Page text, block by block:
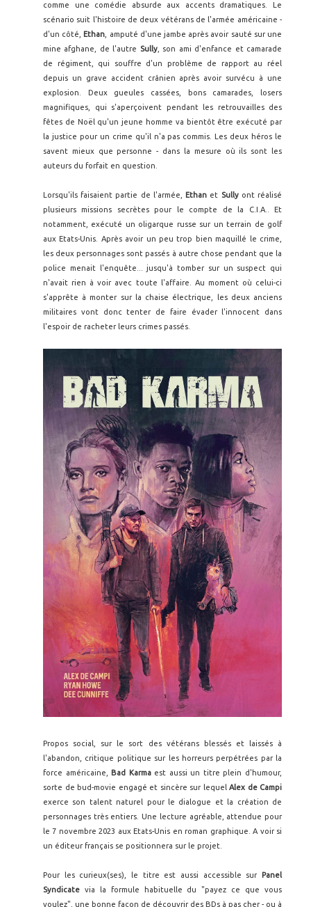
comme une comédie absurde aux accents dramatiques. Le
scénario suit l'histoire de deux vétérans de l'armée américaine -
d'un côté,
Ethan , amputé d'une jambe après avoir sauté sur une
mine afghane, de l'autre Sully, son ami d'enfance et camarade
de régiment, qui souffre d'un problème de rapport au réel
depuis un grave accident crânien après avoir survécu à une
explosion. Deux gueules cassées, bons camarades, losers
magnifiques, qui s'aperçoivent pendant les retrouvailles des
fêtes de Noël qu'un jeune homme va bientôt être exécuté par
la justice pour un crime qu'il n'a pas commis. Les deux héros le
savent mieux que personne - dans la mesure où ils sont les
auteurs du forfait en question.
Lorsqu'ils faisaient partie de l'armée, Ethan et Sullyont réalisé
plusieurs missions secrètes pour le compte de la C.I.A.. Et
notamment, exécuté un oligarque russe sur un terrain de golf
aux Etats-Unis. Après avoir un peu trop bien maquillé le crime,
les deux personnages sont passés à autre chose pendant que la
police menait l'enquête... jusqu'à tomber sur un suspect qui
n'avait rien à voir avec toute l'affaire. Au moment où celui-ci
s'apprête à monter sur la chaise électrique, les deux anciens
militaires vont donc tenter de faire évader l'innocent dans
l'espoir de racheter leurs crimes passés.
Propos social, sur le sort des vétérans blessés et laissés à
l'abandon, critique politique sur les horreurs perpétrées par la
force américaine, Bad Karmaest aussi un titre plein d'humour,
sorte de bud-movie engagé et sincère sur lequel Alex de Campi
exerce son talent naturel pour le dialogue et la création de
personnages très entiers. Une lecture agréable, attendue pour
le 7 novembre 2023 aux Etats-Unis en roman graphique. A voir si
un éditeur français se positionnera sur le projet.
Pour les curieux(ses), le titre est aussi accessible sur Panel
Syndicate via la formule habituelle du "payez ce que vous
voulez", une bonne façon de découvrir des BDs à pas cher - ou à